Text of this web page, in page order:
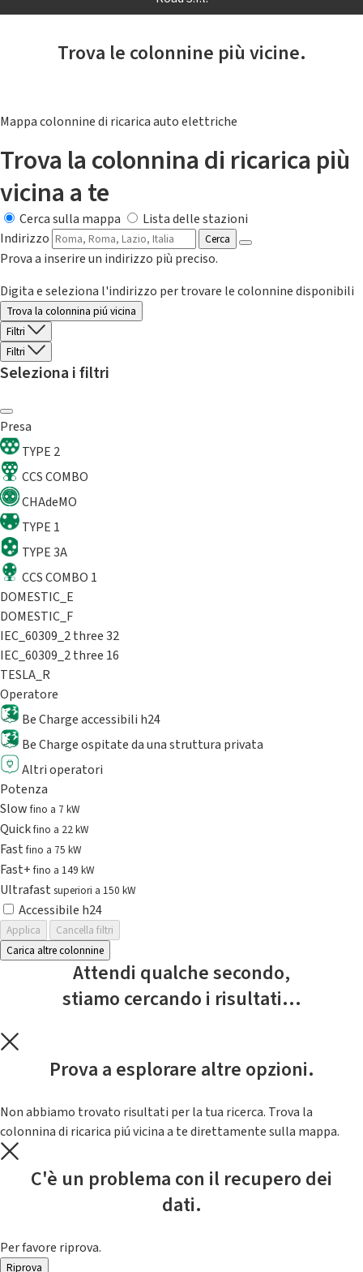
Trova le colonnine più vicine.
Mappa colonnine di ricarica auto elettriche
Trova la colonnina di ricarica più
vicina a te
Cerca sulla mappa
Lista delle stazioni
Indirizzo
Cerca
Prova a inserire un indirizzo più preciso.
Digita e seleziona l'indirizzo per trovare le colonnine disponibili
Trova la colonnina piú vicina
Filtri
Filtri
Seleziona i filtri
Presa
TYPE 2
CCS COMBO
CHAdeMO
TYPE 1
TYPE 3A
CCS COMBO 1
DOMESTIC_E
DOMESTIC_F
IEC_60309_2 three 32
IEC_60309_2 three 16
TESLA_R
Operatore
Be Charge accessibili h24
Be Charge ospitate da una struttura privata
Altri operatori
Potenza
Slowfino a 7 kW
Quickfino a 22 kW
Fastfino a 75 kW
Fast+fino a 149 kW
Ultrafast superiori a 150 kW
Accessibile h24
Applica
Cancella filtri
Carica altre colonnine
Attendi qualche secondo,
stiamo cercando i risultati...
Prova a esplorare altre opzioni.
Non abbiamo trovato risultati per la tua ricerca. Trova la
colonnina di ricarica piú vicina a te direttamente sulla mappa.
C'è un problema con il recupero dei
dati.
Per favore riprova.
Riprova